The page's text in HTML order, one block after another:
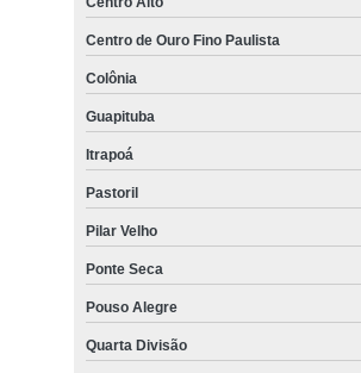
Centro de Ouro Fino Paulista
Colônia
Guapituba
Itrapoá
Pastoril
Pilar Velho
Ponte Seca
Pouso Alegre
Quarta Divisão